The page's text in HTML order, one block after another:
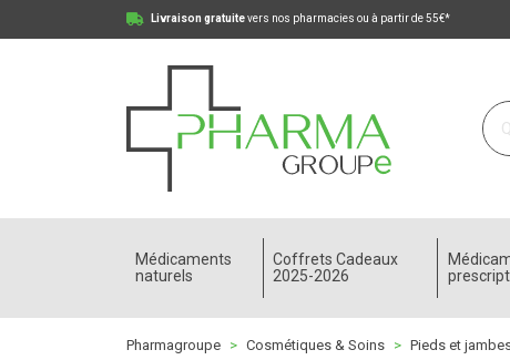
Livraison gratuitevers nos pharmacies ou à partir de 55€*
Pharmagroupe Votre pharmacie en ligne à votre
Médicaments
naturels
Coffrets Cadeaux
2025-2026
Pharmagroupe Cosmétiques & Soins Pieds et